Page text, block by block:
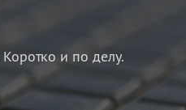
Коротко и по делу.